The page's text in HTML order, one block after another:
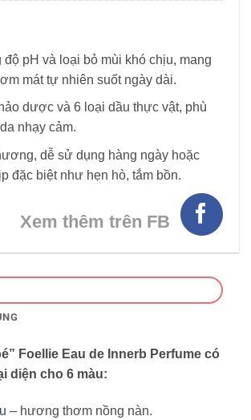
độ pH và loại bỏ mùi khó chịu, mang
mát tự nhiên suốt ngày dài.
dược và 6 loại dầu thực vật, phù
nhạy cảm.
dễ sử dụng hàng ngày hoặc
đặc biệt như hẹn hò, tắm bồn.
Xem thêm trên FB
Foellie Eau de Innerb Perfume có
diện cho 6 màu:
– hương thơm nồng nàn.